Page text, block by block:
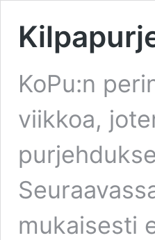
KoPu:n
viikkoa,
mukaisesti